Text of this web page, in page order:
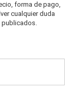
forma de pago,
cualquier duda
publicados.